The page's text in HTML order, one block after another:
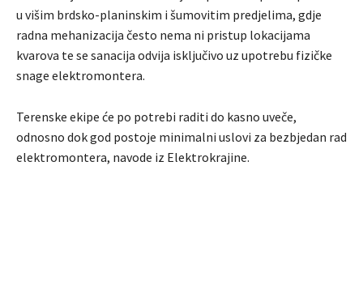
u višim brdsko-planinskim i šumovitim predjelima, gdje
radna mehanizacija često nema ni pristup lokacijama
kvarova te se sanacija odvija isključivo uz upotrebu fizičke
snage elektromontera.
Terenske ekipe će po potrebi raditi do kasno uveče,
odnosno dok god postoje minimalni uslovi za bezbjedan rad
elektromontera, navode iz Elektrokrajine.